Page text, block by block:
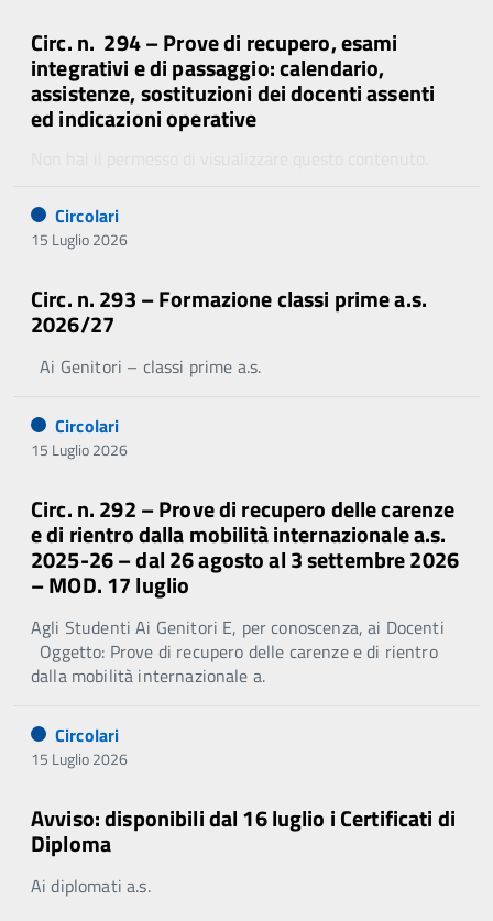
Circ. n. 294 – Prove di recupero, esami
integrativi e di passaggio: calendario,
assistenze, sostituzioni dei docenti assenti
ed indicazioni operative
Circolari
15 Luglio 2026
Circ. n. 293 – Formazione classi prime a.s.
2026/27
Ai Genitori – classi prime a.s.
Circolari
15 Luglio 2026
Circ. n. 292 – Prove di recupero delle carenze
e di rientro dalla mobilità internazionale a.s.
2025-26 – dal 26 agosto al 3 settembre 2026
– MOD. 17 luglio
Agli Studenti Ai Genitori E, per conoscenza, ai Docenti
Oggetto: Prove di recupero delle carenze e di rientro
dalla mobilità internazionale a.
Circolari
15 Luglio 2026
Avviso: disponibili dal 16 luglio i Certificati di
Diploma
Ai diplomati a.s.